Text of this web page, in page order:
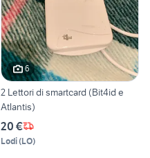
6
2 Lettori di smartcard (Bit4id e
Atlantis)
20 €
Lodi(LO)